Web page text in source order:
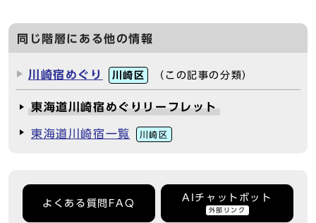
同じ階層にある他の情報
川崎宿めぐり 川崎区 （この記事の分類）
東海道川崎宿めぐりリーフレット
東海道川崎宿一覧 川崎区
よくある質問FAQ
AIチャットボット
外部リンク